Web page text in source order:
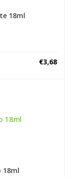
18ml
€3,68
18ml